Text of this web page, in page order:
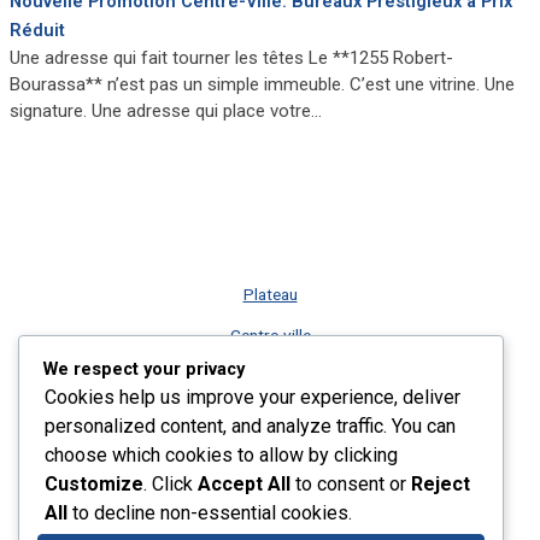
Réduit
Une adresse qui fait tourner les têtes Le **1255 Robert-
Bourassa** n’est pas un simple immeuble. C’est une vitrine. Une
signature. Une adresse qui place votre…
Plateau
Centre-ville
Vieux-Montréal
Rive-Sud
Nos services
Plus récents listings
We respect your privacy
Cookies help us improve your experience, deliver
personalized content, and analyze traffic. You can
choose which cookies to allow by clicking
Customize. Click Accept All to consent or Reject
All to decline non-essential cookies.